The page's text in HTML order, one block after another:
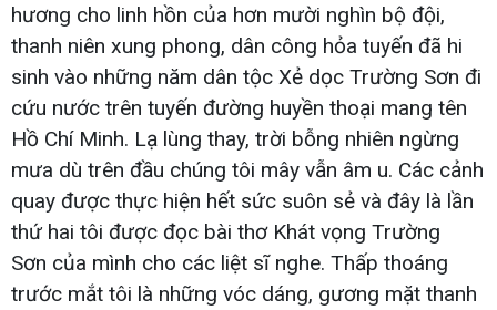
hương cho linh hồn của hơn mười nghìn bộ đội,
thanh niên xung phong, dân công hỏa tuyến đã hi
sinh vào những năm dân tộc Xẻ dọc Trường Sơn đi
cứu nước trên tuyến đường huyền thoại mang tên
Hồ Chí Minh. Lạ lùng thay, trời bỗng nhiên ngừng
mưa dù trên đầu chúng tôi mây vẫn âm u. Các cảnh
quay được thực hiện hết sức suôn sẻ và đây là lần
thứ hai tôi được đọc bài thơ Khát vọng Trường
Sơn của mình cho các liệt sĩ nghe. Thấp thoáng
trước mắt tôi là những vóc dáng, gương mặt thanh